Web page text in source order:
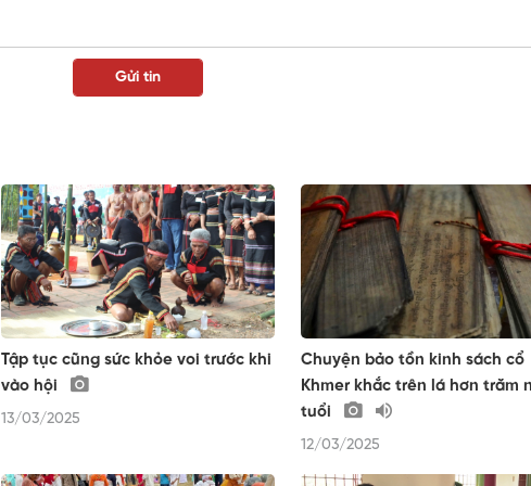
Tập tục cũng sức khỏe voi trước khi
vào hội
13/03/2025
Chuyện bảo tồn kinh sách cổ
Khmer khắc trên lá hơn trăm
tuổi
12/03/2025